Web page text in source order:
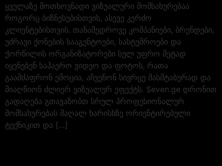
ყველაზე მოთხოვნადი ვიზუალური მომსახურებაა
როგორც ბიზნესებისთვის, ასევე კერძო
კლიენტებისთვის. თანამედროვე კომპანიები, ბრენდები,
უძრავი ქონების სააგენტოები, სასტუმროები და
ქორწილის ორგანიზატორები სულ უფრო მეტად
იყენებენ საჰაერო ვიდეო და ფოტოს, რათა
გაამძაფრონ ემოცია, აჩვენონ სივრცე მასშტაბურად და
მიაღწიონ ძლიერ ვიზუალურ ეფექტს. Seven.ge დრონით
გადაღება გთავაზობთ სრულ პროფესიონალურ
მომსახურებას მაღალ ხარისხზე ორიენტირებული
ტექნიკით და […]